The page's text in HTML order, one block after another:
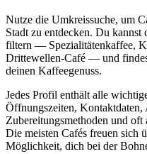
Nutze die Umkreissuche, um
Stadt zu entdecken. Du kannst
filtern — Spezialitätenkaffee,
Drittewellen-Café — und
deinen Kaffeegenuss.
Jedes Profil enthält alle
Öffnungszeiten, Kontaktdaten,
Zubereitungsmethoden und
Die meisten Cafés freuen sich
Möglichkeit, dich bei der